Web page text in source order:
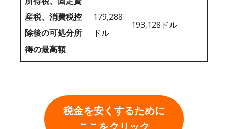
産税、消費税控
除後の可処分所
得の最高額
179,288
ドル
193,128ドル
税金を安くするために